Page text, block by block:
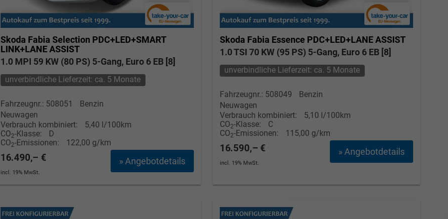
Skoda Fabia Selection PDC+LED+SMART
LINK+LANE ASSIST
1.0 MPI 59 KW (80 PS) 5-Gang, Euro 6 EB [8]
unverbindliche Lieferzeit: ca. 5 Monate
Fahrzeugnr.: 508051
Benzin
Neuwagen
Verbrauch kombiniert:
5,40 l/100km
CO2-Klasse:
D
CO2-Emissionen: 122,00 g/km
» Angebotdetails
16.490,– €
incl. 19% MwSt.
Skoda Fabia Essence PDC+LED+LANE ASSIST
1.0 TSI 70 KW (95 PS) 5-Gang, Euro 6 EB [8]
unverbindliche Lieferzeit: ca. 5 Monate
Fahrzeugnr.: 508049
Benzin
Neuwagen
Verbrauch kombiniert:
5,10 l/100km
CO2-Klasse:
C
CO2-Emissionen: 115,00 g/km
» Angebotdetails
16.590,– €
incl. 19% MwSt.